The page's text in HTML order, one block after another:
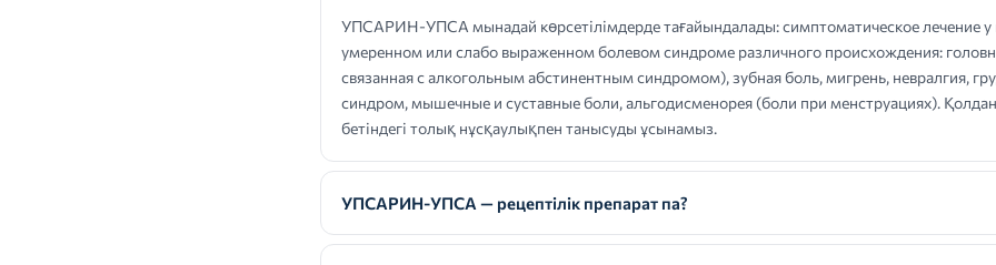
УПСАРИН-УПСА мынадай көрсетілімдерде тағайындалады: симптоматическое лечение у
умеренном или слабо выраженном болевом синдроме различного происхождения:
связанная с алкогольным абстинентным синдромом), зубная боль, мигрень, невралгия,
синдром, мышечные и суставные боли, альгодисменорея (боли при менструациях).
бетіндегі толық нұсқаулықпен танысуды ұсынамыз.
УПСАРИН-УПСА — рецептілік препарат па?